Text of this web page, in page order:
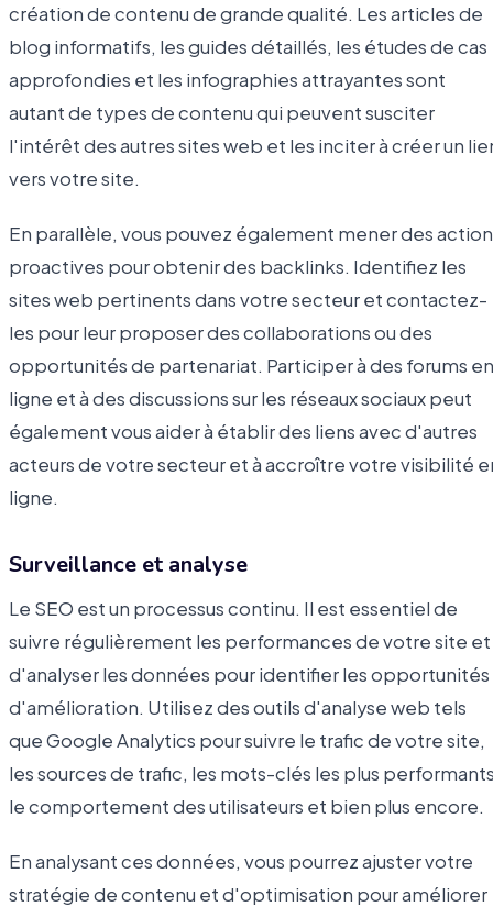
création de contenu de grande qualité. Les articles de
blog informatifs, les guides détaillés, les études de cas
approfondies et les infographies attrayantes sont
autant de types de contenu qui peuvent susciter
l'intérêt des autres sites web et les inciter à créer un
vers votre site.
En parallèle, vous pouvez également mener des
proactives pour obtenir des backlinks. Identifiez les
sites web pertinents dans votre secteur et contactez-
les pour leur proposer des collaborations ou des
opportunités de partenariat. Participer à des forums en
ligne et à des discussions sur les réseaux sociaux peut
également vous aider à établir des liens avec d'autres
acteurs de votre secteur et à accroître votre visibilité
ligne.
Surveillance et analyse
Le SEO est un processus continu. Il est essentiel de
suivre régulièrement les performances de votre site et
d'analyser les données pour identifier les opportunités
d'amélioration. Utilisez des outils d'analyse web tels
que Google Analytics pour suivre le trafic de votre site,
les sources de trafic, les mots-clés les plus
le comportement des utilisateurs et bien plus encore.
En analysant ces données, vous pourrez ajuster votre
stratégie de contenu et d'optimisation pour améliorer